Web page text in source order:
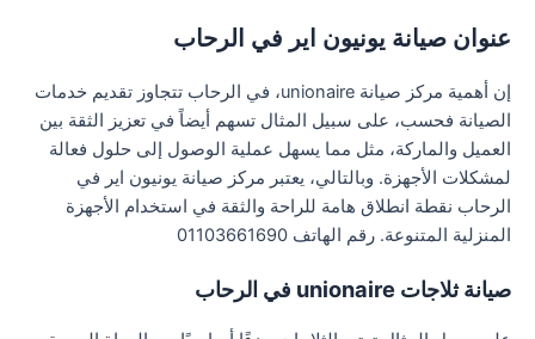
عنوان صيانة يونيون اير في الرحاب
إن أهمية مركز صيانة unionaire، في الرحاب تتجاوز تقديم خدمات
الصيانة فحسب، على سبيل المثال تسهم أيضاً في تعزيز الثقة بين
العميل والماركة، مثل مما يسهل عملية الوصول إلى حلول فعالة
لمشكلات الأجهزة. وبالتالي، يعتبر مركز صيانة يونيون اير في
الرحاب نقطة انطلاق هامة للراحة والثقة في استخدام الأجهزة
المنزلية المتنوعة. رقم الهاتف 01103661690
صيانة ثلاجات unionaire في الرحاب